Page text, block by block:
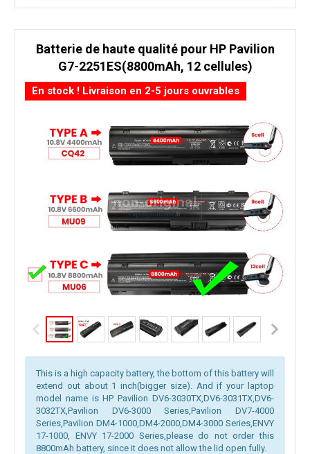
Batterie de haute qualité pour HP Pavilion
G7-2251ES(8800mAh, 12 cellules)
En stock ! Livraison en 2-5 jours ouvrables
This is a high capacity battery, the bottom of this battery will
extend out about 1 inch(bigger size). And if your laptop
model name is HP Pavilion DV6-3030TX,DV6-3031TX,DV6-
3032TX,Pavilion DV6-3000 Series,Pavilion DV7-4000
Series,Pavilion DM4-1000,DM4-2000,DM4-3000 Series,ENVY
17-1000, ENVY 17-2000 Series,please do not order this
8800mAh battery, since it does not allow the lid open fully.